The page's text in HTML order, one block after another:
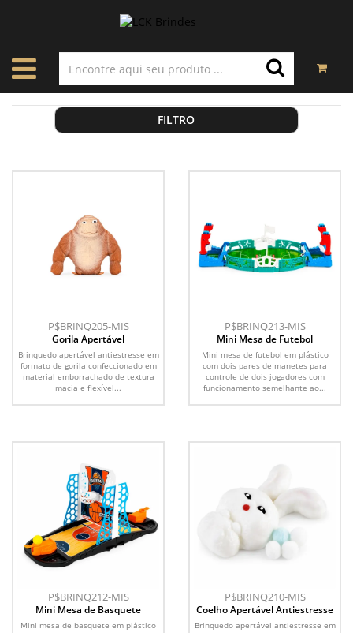
FILTRO
P$BRINQ205-MIS
Gorila Apertável
Brinquedo apertável antiestresse em
formato de gorila confeccionado em
material emborrachado de textura
macia e flexível...
P$BRINQ213-MIS
Mini Mesa de Futebol
Mini mesa de futebol em plástico
com dois pares de manetes para
controle de dois jogadores com
funcionamento semelhante ao...
P$BRINQ212-MIS
Mini Mesa de Basquete
Mini mesa de basquete em plástico
P$BRINQ210-MIS
Coelho Apertável Antiestresse
Brinquedo apertável antiestresse em